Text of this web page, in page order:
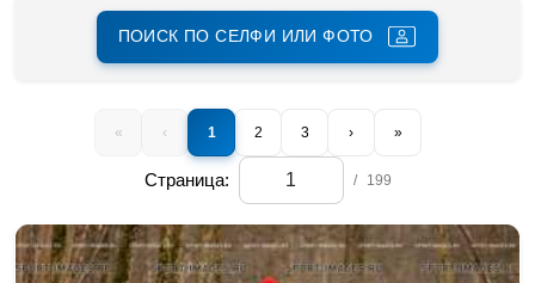
ПОИСК ПО СЕЛФИ ИЛИ ФОТО
« ‹ 1 2 3 › »
Страница: / 199